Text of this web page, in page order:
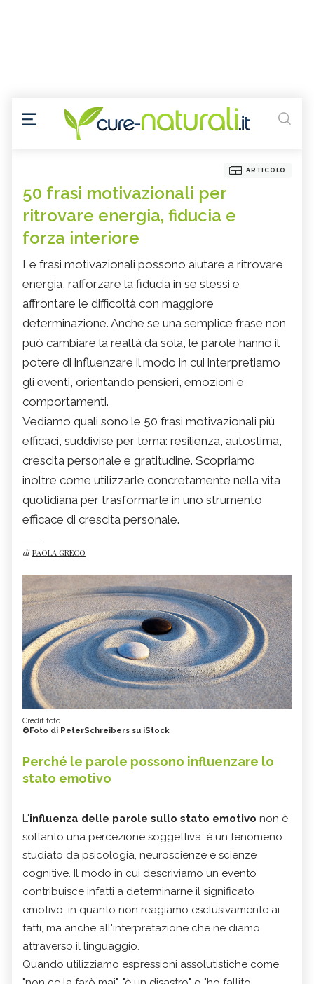
ARTICOLO
50 frasi motivazionali per
ritrovare energia, fiducia e
forza interiore
Le frasi motivazionali possono aiutare a ritrovare
energia, rafforzare la fiducia in se stessi e
affrontare le difficoltà con maggiore
determinazione. Anche se una semplice frase non
può cambiare la realtà da sola, le parole hanno il
potere di influenzare il modo in cui interpretiamo
gli eventi, orientando pensieri, emozioni e
comportamenti.
Vediamo quali sono le 50 frasi motivazionali più
efficaci, suddivise per tema: resilienza, autostima,
crescita personale e gratitudine. Scopriamo
inoltre come utilizzarle concretamente nella vita
quotidiana per trasformarle in uno strumento
efficace di crescita personale.
di PAOLA GRECO
Credit foto
©Foto di PeterSchreibers su iStock
Perché le parole possono influenzare lo
stato emotivo
L'influenza delle parole sullo stato emotivo non è
soltanto una percezione soggettiva: è un fenomeno
studiato da psicologia, neuroscienze e scienze
cognitive. Il modo in cui descriviamo un evento
contribuisce infatti a determinarne il significato
emotivo, in quanto non reagiamo esclusivamente ai
fatti, ma anche all'interpretazione che ne diamo
attraverso il linguaggio.
Quando utilizziamo espressioni assolutistiche come